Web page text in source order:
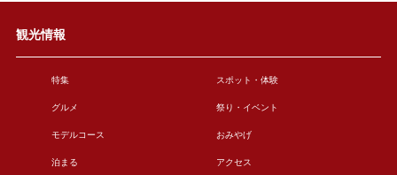
観光情報
特集 スポット・体験
グルメ 祭り・イベント
モデルコース おみやげ
泊まる アクセス